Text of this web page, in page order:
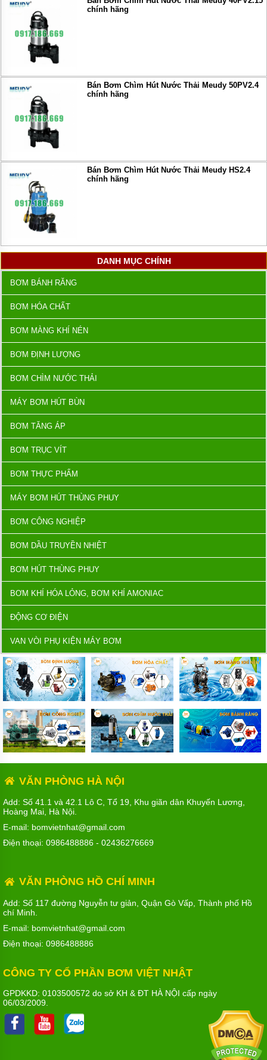
chính hãng
Bán Bơm Chìm Hút Nước Thải Meudy 50PV2.4
chính hãng
Bán Bơm Chìm Hút Nước Thải Meudy HS2.4
chính hãng
DANH MỤC CHÍNH
BƠM BÁNH RĂNG
BƠM HÓA CHẤT
BƠM MÀNG KHÍ NÉN
BƠM ĐỊNH LƯỢNG
BƠM CHÌM NƯỚC THẢI
MÁY BƠM HÚT BÙN
BƠM TĂNG ÁP
BƠM TRỤC VÍT
BƠM THỰC PHẨM
MÁY BƠM HÚT THÙNG PHUY
BƠM CÔNG NGHIỆP
BƠM DẦU TRUYỀN NHIỆT
BƠM HÚT THÙNG PHUY
BƠM KHÍ HÓA LỎNG, BƠM KHÍ AMONIAC
ĐỘNG CƠ ĐIỆN
VAN VÒI PHỤ KIỆN MÁY BƠM
VĂN PHÒNG HÀ NỘI
Add: Số 41.1 và 42.1 Lô C, Tổ 19, Khu giãn dân Khuyến Lương,
Hoàng Mai, Hà Nội.
E-mail: bomvietnhat@gmail.com
Điện thoại: 0986488886 - 02436276669
VĂN PHÒNG HỒ CHÍ MINH
Add: Số 117 đường Nguyễn tư giản, Quận Gò Vấp, Thành phố Hồ
chí Minh.
E-mail: bomvietnhat@gmail.com
Điện thoại: 0986488886
CÔNG TY CỔ PHẦN BƠM VIỆT NHẬT
GPDKKD: 0103500572 do sở KH & ĐT HÀ NỘI cấp ngày
06/03/2009.